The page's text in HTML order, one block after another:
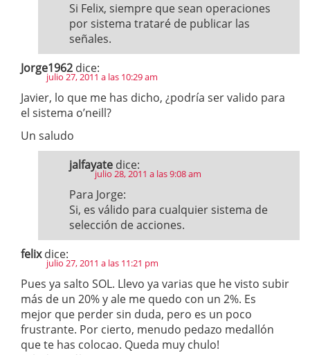
Si Felix, siempre que sean operaciones
por sistema trataré de publicar las
señales.
Jorge1962 dice:
julio 27, 2011 a las 10:29 am
Javier, lo que me has dicho, ¿podría ser valido para
el sistema o’neill?
Un saludo
jalfayate dice:
julio 28, 2011 a las 9:08 am
Para Jorge:
Si, es válido para cualquier sistema de
selección de acciones.
felix dice:
julio 27, 2011 a las 11:21 pm
Pues ya salto SOL. Llevo ya varias que he visto subir
más de un 20% y ale me quedo con un 2%. Es
mejor que perder sin duda, pero es un poco
frustrante. Por cierto, menudo pedazo medallón
que te has colocao. Queda muy chulo!